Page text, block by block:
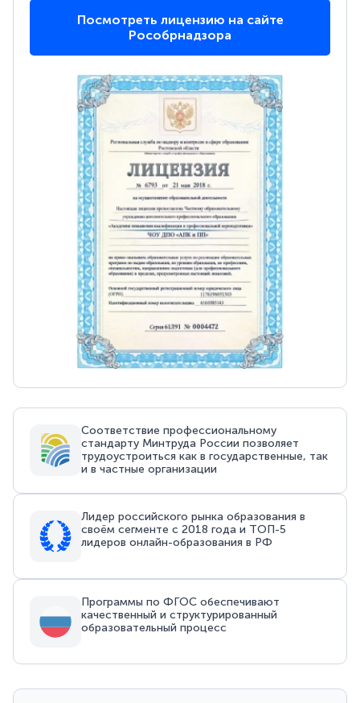
Посмотреть лицензию на сайте
Рособрнадзора
Соответствие профессиональному
стандарту Минтруда России позволяет
трудоустроиться как в государственные, так
и в частные организации
Лидер российского рынка образования в
своём сегменте с 2018 года и ТОП-5
лидеров онлайн-образования в РФ
Программы по ФГОС обеспечивают
качественный и структурированный
образовательный процесс